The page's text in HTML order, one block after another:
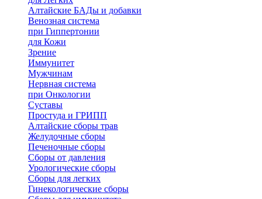
Алтайские БАДы и добавки
Венозная система
при Гиппертонии
для Кожи
Зрение
Иммунитет
Мужчинам
Нервная система
при Онкологии
Суставы
Простуда и ГРИПП
Алтайские сборы трав
Желудочные сборы
Печеночные сборы
Сборы от давления
Урологические сборы
Сборы для легких
Гинекологические сборы